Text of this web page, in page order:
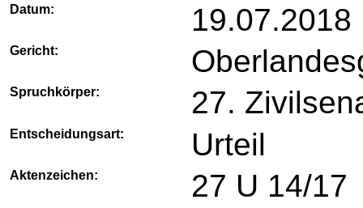
Datum: 19.07.2018
Gericht:
Spruchkörper: 27.
Entscheidungsart: Urteil
Aktenzeichen: 27 U 14/17